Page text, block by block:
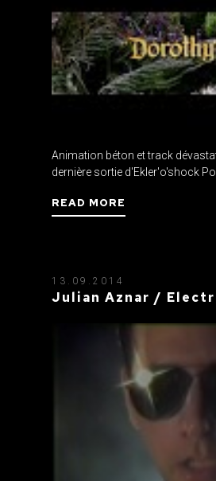
Animation béton et track
dernière sortie d'Ekler'o'shock
READ MORE
13.09.2014
Julian Aznar /